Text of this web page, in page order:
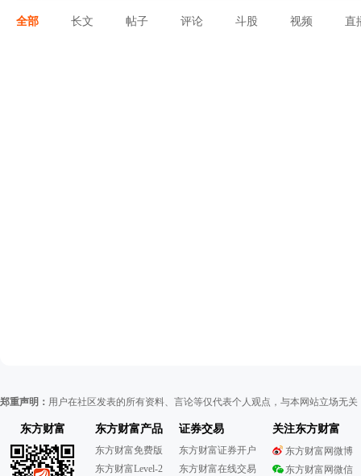
全部 长文 帖子 评论 斗股 视频 直
郑重声明： 用户在社区发表的所有资料、言论等仅代表个人观点，与本网站立场无
东方财富 东方财富产品
东方财富免费版
东方财富Level-2
证券交易
东方财富证券开户
东方财富在线交易
关注东方财富
东方财富网微博
东方财富网微信